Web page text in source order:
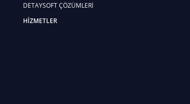
DETAYSOFT ÇÖZÜMLERİ
HİZMETLER